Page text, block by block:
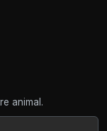
animal.